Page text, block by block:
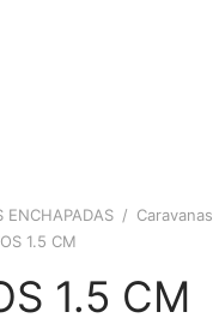
ENCHAPADAS / Caravanas
1.5 CM
1.5 CM